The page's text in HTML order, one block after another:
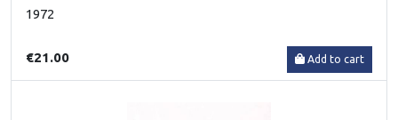
1972
€21.00 Add to cart